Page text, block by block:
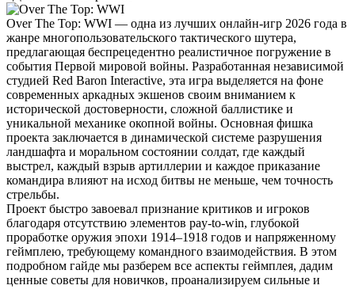
Over The Top: WWI — одна из лучших онлайн-игр 2026 года в
жанре многопользовательского тактического шутера,
предлагающая беспрецедентно реалистичное погружение в
события Первой мировой войны. Разработанная независимой
студией Red Baron Interactive, эта игра выделяется на фоне
современных аркадных экшенов своим вниманием к
исторической достоверности, сложной баллистике и
уникальной механике окопной войны. Основная фишка
проекта заключается в динамической системе разрушения
ландшафта и моральном состоянии солдат, где каждый
выстрел, каждый взрыв артиллерии и каждое приказание
командира влияют на исход битвы не меньше, чем точность
стрельбы.
Проект быстро завоевал признание критиков и игроков
благодаря отсутствию элементов pay-to-win, глубокой
проработке оружия эпохи 1914–1918 годов и напряженному
геймплею, требующему командного взаимодействия. В этом
подробном гайде мы разберем все аспекты геймплея, дадим
ценные советы для новичков, проанализируем сильные и